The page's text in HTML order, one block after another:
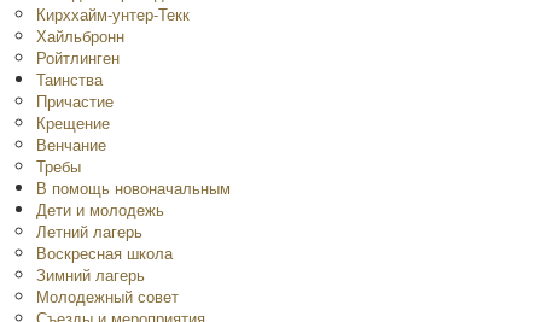
Кирххайм-унтер-Текк
Хайльбронн
Ройтлинген
Таинства
Причастие
Крещение
Венчание
Требы
В помощь новоначальным
Дети и молодежь
Летний лагерь
Воскресная школа
Зимний лагерь
Молодежный совет